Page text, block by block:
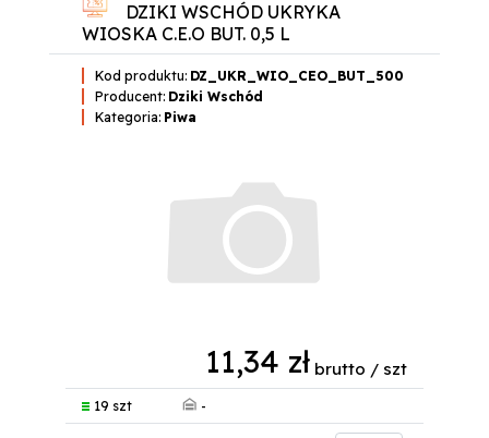
DZIKI WSCHÓD UKRYKA
WIOSKA C.E.O BUT. 0,5 L
Kod produktu: DZ_UKR_WIO_CEO_BUT_500
Producent: Dziki Wschód
Kategoria: Piwa
11,34 zł brutto / szt
19 szt -